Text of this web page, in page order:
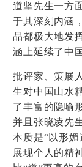
道坚先生一方
于其深刻内涵
品都极大地发
涵上延续了中
批评家、策展
生对中国山水
了丰富的隐喻
并且张晓凌先
本质是“以形媚
展现个人的精